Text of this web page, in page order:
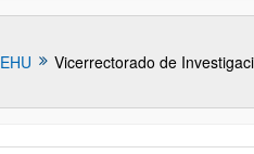
EHU Vicerrectorado de